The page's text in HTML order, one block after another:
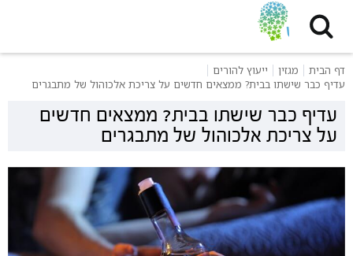
דף הבית מגזין
ייעוץ להורים
עדיף כבר שישתו בבית? ממצאים חדשים על צריכת אלכוהול של מתבגרים
עדיף כבר שישתו בבית? ממצאים חדשים
על צריכת אלכוהול של מתבגרים